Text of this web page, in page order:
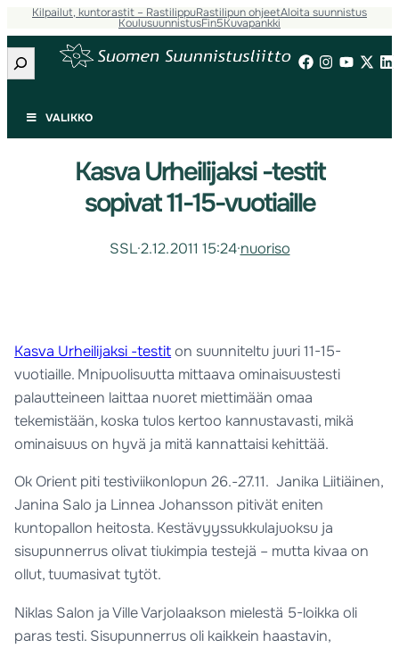
Kilpailut, kuntorastit – RastilippuRastilipun ohjeetAloita suunnistus
KoulusuunnistusFin5Kuvapankki
Etsi
VALIKKO
Kasva Urheilijaksi -testit
sopivat 11-15-vuotiaille
SSL·2.12.2011 15:24·nuoriso
Kasva Urheilijaksi -testiton suunniteltu juuri 11-15-
vuotiaille. Mnipuolisuutta mittaava ominaisuustesti
palautteineen laittaa nuoret miettimään omaa
tekemistään, koska tulos kertoo kannustavasti, mikä
ominaisuus on hyvä ja mitä kannattaisi kehittää.
Ok Orient piti testiviikonlopun 26.-27.11. Janika Liitiäinen,
Janina Salo ja Linnea Johansson pitivät eniten
kuntopallon heitosta. Kestävyyssukkulajuoksu ja
sisupunnerrus olivat tiukimpia testejä – mutta kivaa on
ollut, tuumasivat tytöt.
Niklas Salon ja Ville Varjolaakson mielestä 5-loikka oli
paras testi. Sisupunnerrus oli kaikkein haastavin,